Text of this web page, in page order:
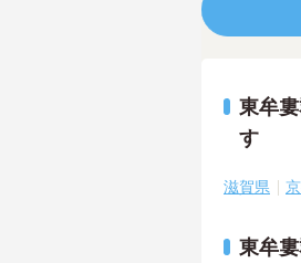
東牟
す
滋賀県
東牟